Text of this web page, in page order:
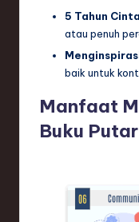
5 Tahun
atau penuh
baik untuk
Manfaat
Buku